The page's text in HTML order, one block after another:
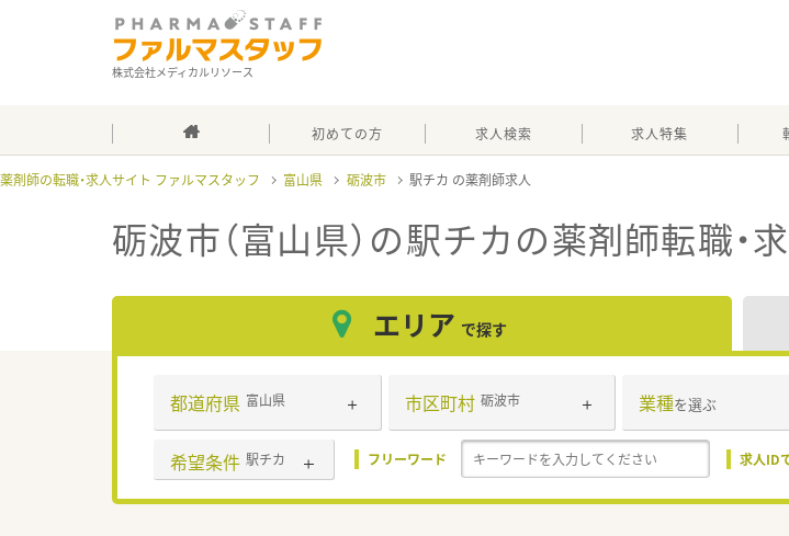
株式会社メディカルリソース
初めての方 求人検索 求人特集
薬剤師の転職・求人サイト ファルマスタッフ 富山県 砺波市 駅チカ
砺波市（富山県）の駅チカの薬剤師転職・
エリア で探す
都道府県 富山県 市区町村 砺波市 業種を選ぶ
希望条件 駅チカ フリーワード 求人ID